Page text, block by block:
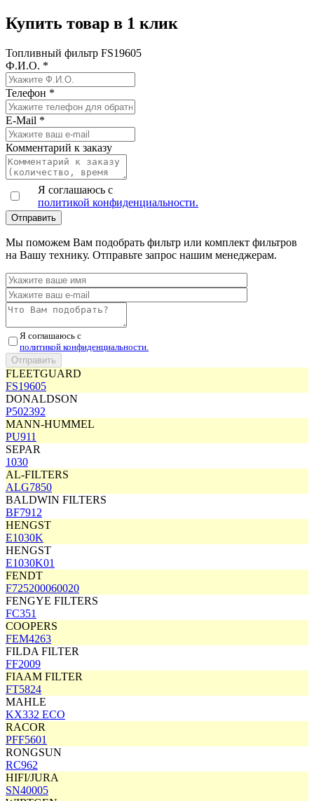
Купить товар в 1 клик
Топливный фильтр FS19605
Ф.И.О. *
Телефон *
E-Mail *
Комментарий к заказу
Я соглашаюсь с
политикой конфиденциальности.
Мы поможем Вам подобрать фильтр или комплект фильтров
на Вашу технику. Отправьте запрос нашим менеджерам.
Я соглашаюсь с
политикой конфиденциальности.
FLEETGUARD
FS19605
DONALDSON
P502392
MANN-HUMMEL
PU911
SEPAR
1030
AL-FILTERS
ALG7850
BALDWIN FILTERS
BF7912
HENGST
E1030K
HENGST
E1030K01
FENDT
F725200060020
FENGYE FILTERS
FC351
COOPERS
FEM4263
FILDA FILTER
FF2009
FIAAM FILTER
FT5824
MAHLE
KX332 ECO
RACOR
PFF5601
RONGSUN
RC962
HIFI/JURA
SN40005